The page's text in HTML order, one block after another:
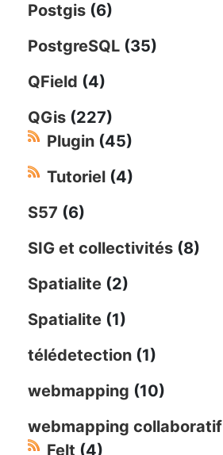
Postgis (6)
PostgreSQL (35)
QField (4)
QGis (227)
Plugin (45)
Tutoriel (4)
S57 (6)
SIG et collectivités (8)
Spatialite (2)
Spatialite (1)
télédetection (1)
webmapping (10)
webmapping collaboratif
Felt (4)